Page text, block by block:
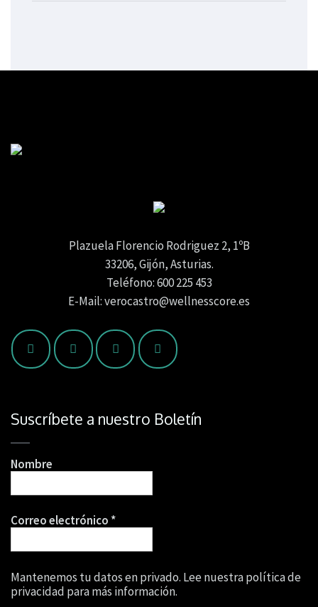
Plazuela Florencio Rodriguez 2, 1ºB
33206, Gijón, Asturias.
Teléfono: 600 225 453
E-Mail: verocastro@wellnesscore.es
Suscríbete a nuestro Boletín
Nombre
Correo electrónico *
Mantenemos tu datos en privado. Lee nuestra política de
privacidad para más información.